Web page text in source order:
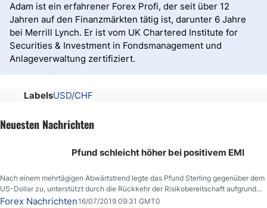
Adam ist ein erfahrener Forex Profi, der seit über 12
Jahren auf den Finanzmärkten tätig ist, darunter 6 Jahre
bei Merrill Lynch. Er ist vom UK Chartered Institute for
Securities & Investment in Fondsmanagement und
Anlageverwaltung zertifiziert.
LabelsUSD/CHF
Neuesten Nachrichten
Pfund schleicht höher bei positivem EMI
Nach einem mehrtägigen Abwärtstrend legte das Pfund Sterling gegenüber dem
US-Dollar zu, unterstützt durch die Rückkehr der Risikobereitschaft aufgrund
der Nachricht,
Forex Nachrichten16/07/2019 09:31 GMT0